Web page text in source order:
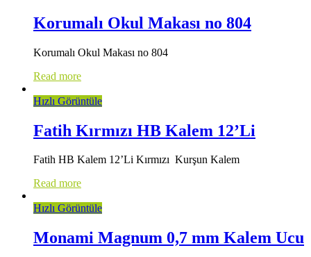
Korumalı Okul Makası no 804
Korumalı Okul Makası no 804
Read more
Hızlı Görüntüle
Fatih Kırmızı HB Kalem 12’Li
Fatih HB Kalem 12’Li Kırmızı Kurşun Kalem
Read more
Hızlı Görüntüle
Monami Magnum 0,7 mm Kalem Ucu